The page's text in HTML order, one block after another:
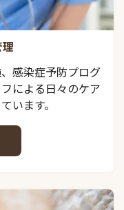
感染症予防プログ
による日々のケア
います。